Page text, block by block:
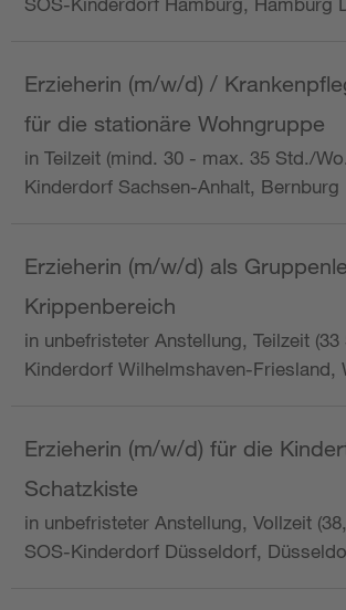
Erzieherin (m/w/d) /
für die stationäre Wohngruppe
in Teilzeit (mind. 30 - max. 35 Std./
Kinderdorf Sachsen-Anhalt, Bernburg
Erzieherin (m/w/d) als
Krippenbereich
in unbefristeter Anstellung, Teilzeit
Kinderdorf Wilhelmshaven-Friesland,
Erzieherin (m/w/d) für die
Schatzkiste
in unbefristeter Anstellung, Vollzeit
SOS-Kinderdorf Düsseldorf,